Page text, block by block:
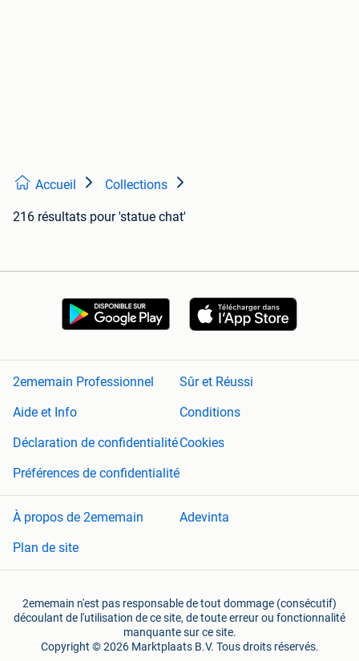
Accueil Collections
216 résultats pour 'statue chat'
2ememain Professionnel
Sûr et Réussi
Aide et Info
Conditions
Déclaration de confidentialitéCookies
Préférences de confidentialité
À propos de 2ememain
Adevinta
Plan de site
2ememain n'est pas responsable de tout dommage (consécutif)
découlant de l'utilisation de ce site, de toute erreur ou fonctionnalité
manquante sur ce site.
Copyright © 2026 Marktplaats B.V. Tous droits réservés.